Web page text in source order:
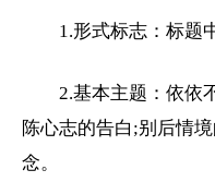
1.形式标志：标题中
2.基本主题：依依不
陈心志的告白;别后情
念。